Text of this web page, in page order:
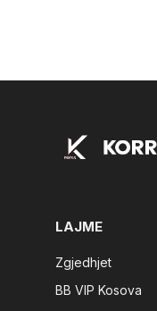
LAJME
Zgjedhjet
BB VIP Kosova